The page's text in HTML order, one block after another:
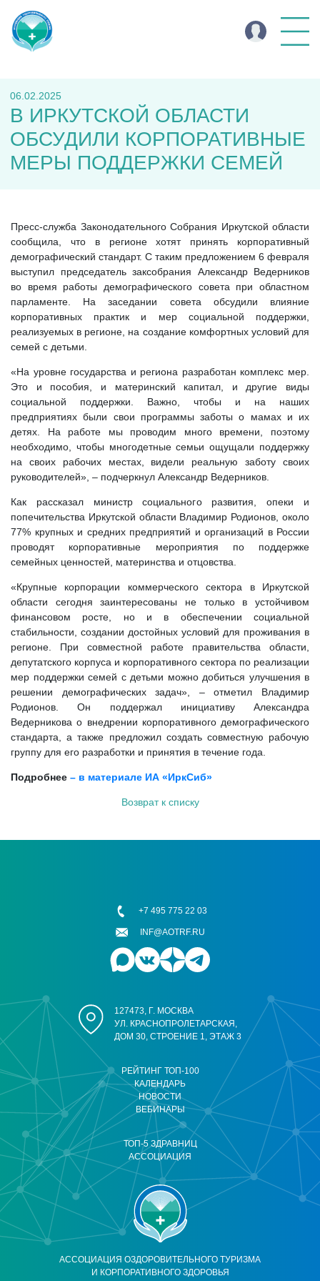
06.02.2025
В ИРКУТСКОЙ ОБЛАСТИ
ОБСУДИЛИ КОРПОРАТИВНЫЕ
МЕРЫ ПОДДЕРЖКИ СЕМЕЙ
Пресс-служба Законодательного Собрания Иркутской области
сообщила, что в регионе хотят принять корпоративный
демографический стандарт. С таким предложением 6 февраля
выступил председатель заксобрания Александр Ведерников
во время работы демографического совета при областном
парламенте. На заседании совета обсудили влияние
корпоративных практик и мер социальной поддержки,
реализуемых в регионе, на создание комфортных условий для
семей с детьми.
«На уровне государства и региона разработан комплекс мер.
Это и пособия, и материнский капитал, и другие виды
социальной поддержки. Важно, чтобы и на наших
предприятиях были свои программы заботы о мамах и их
детях. На работе мы проводим много времени, поэтому
необходимо, чтобы многодетные семьи ощущали поддержку
на своих рабочих местах, видели реальную заботу своих
руководителей», – подчеркнул Александр Ведерников.
Как рассказал министр социального развития, опеки и
попечительства Иркутской области Владимир Родионов, около
77% крупных и средних предприятий и организаций в России
проводят корпоративные мероприятия по поддержке
семейных ценностей, материнства и отцовства.
«Крупные корпорации коммерческого сектора в Иркутской
области сегодня заинтересованы не только в устойчивом
финансовом росте, но и в обеспечении социальной
стабильности, создании достойных условий для проживания в
регионе. При совместной работе правительства области,
депутатского корпуса и корпоративного сектора по реализации
мер поддержки семей с детьми можно добиться улучшения в
решении демографических задач», – отметил Владимир
Родионов. Он поддержал инициативу Александра
Ведерникова о внедрении корпоративного демографического
стандарта, а также предложил создать совместную рабочую
группу для его разработки и принятия в течение года.
Подробнее – в материале ИА «ИркСиб»
Возврат к списку
АССОЦИАЦИЯ ОЗДОРОВИТЕЛЬНОГО ТУРИЗМА
И КОРПОРАТИВНОГО ЗДОРОВЬЯ
РЕЙТИНГ ТОП-100
КАЛЕНДАРЬ
НОВОСТИ
ВЕБИНАРЫ
ТОП-5 ЗДРАВНИЦ
АССОЦИАЦИЯ
127473, Г. МОСКВА
УЛ. КРАСНОПРОЛЕТАРСКАЯ,
ДОМ 30, СТРОЕНИЕ 1, ЭТАЖ 3
+7 495 775 22 03
INF@AOTRF.RU